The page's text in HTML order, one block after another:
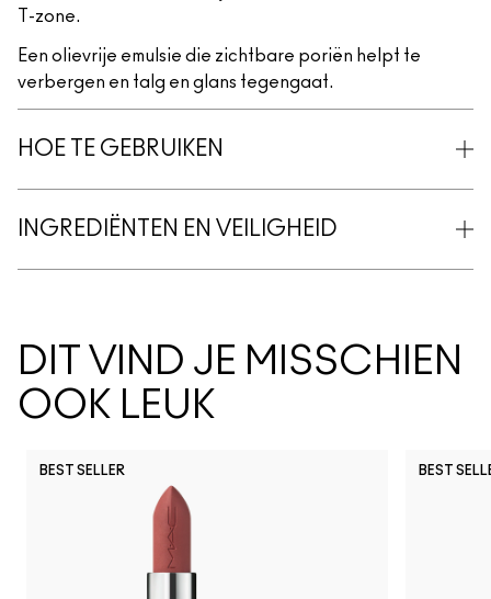
T-zone.
Een olievrije emulsie die zichtbare poriën helpt te
verbergen en talg en glans tegengaat.
HOE TE GEBRUIKEN
INGREDIËNTEN EN VEILIGHEID
DIT VIND JE MISSCHIEN
OOK LEUK
BEST SELLER BEST